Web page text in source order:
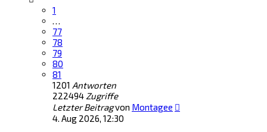
1
…
77
78
79
80
81
1201 Antworten
222494 Zugriffe
Letzter Beitragvon Montagee
4. Aug 2026, 12:30